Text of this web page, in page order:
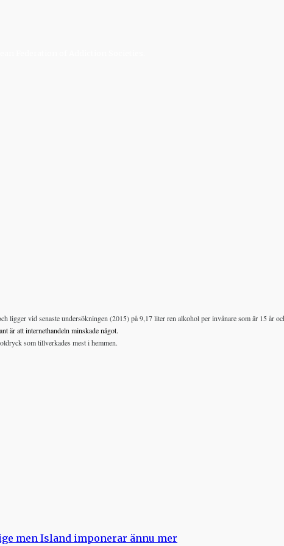
ligger vid senaste undersökningen (2015) på 9,17 liter ren alkohol per invånare som är 15
är att internethandeln minskade något.
som tillverkades mest i hemmen.
men Island imponerar ännu mer